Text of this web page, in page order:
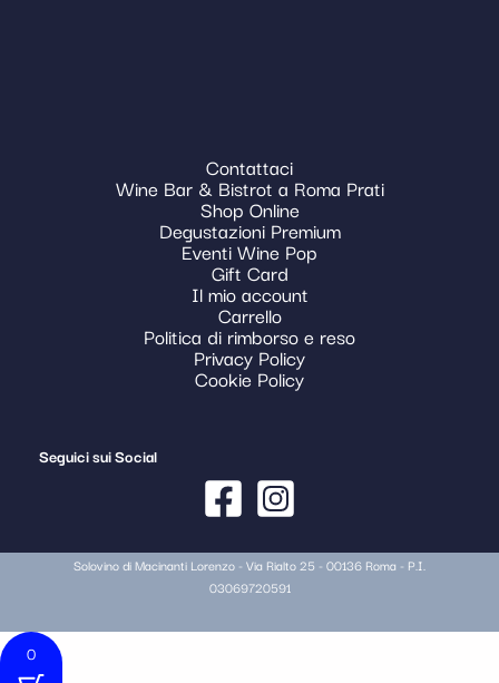
Contattaci
Wine Bar & Bistrot a Roma Prati
Shop Online
Degustazioni Premium
Eventi Wine Pop
Gift Card
Il mio account
Carrello
Politica di rimborso e reso
Privacy Policy
Cookie Policy
Seguici sui Social
Solovino di Macinanti Lorenzo - Via Rialto 25 - 00136 Roma - P.I.
03069720591
0